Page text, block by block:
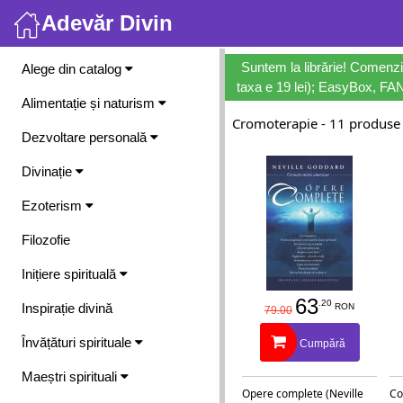
Adevăr Divin
Meniu
Alege din catalog
Alimentație și naturism
Dezvoltare personală
Divinație
Ezoterism
Filozofie
Inițiere spirituală
Inspirație divină
Învățături spirituale
Maeștri spirituali
Suntem la librărie!
taxa e 19 lei); EasyBox,
Cromoterapie - 11 produse
79.00 63 .20 RON
Cumpără
Opere complete (Neville